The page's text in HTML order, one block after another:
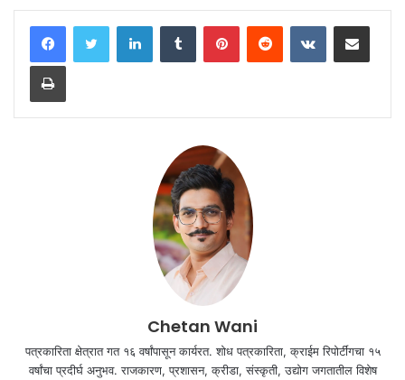
LinkedInTumblr PinterestReddit VKontakteShare via Email
Print
Chetan Wani
पत्रकारिता क्षेत्रात गत १६ वर्षांपासून कार्यरत. शोध पत्रकारिता, क्राईम रिपोर्टींगचा १५
वर्षांचा प्रदीर्घ अनुभव. राजकारण, प्रशासन, क्रीडा, संस्कृती, उद्योग जगतातील विशेष